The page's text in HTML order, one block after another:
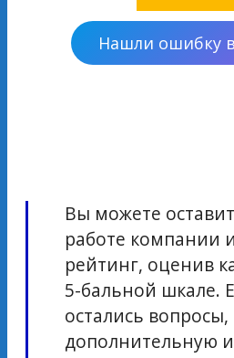
Нашли ошибку
Вы можете
работе компании
рейтинг, оценив
5-бальной шкале.
остались
дополнительную